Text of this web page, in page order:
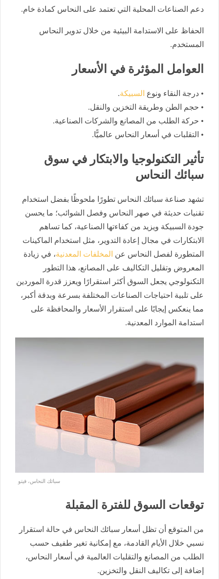
دعم الصناعات المحلية التي تعتمد على النحاس كمادة خام.
الحفاظ على الاستدامة البيئية من خلال تدوير النحاس
المستخدم.
العوامل المؤثرة في الأسعار
• درجة النقاء ونوع السبيكة.
• حجم الطن وطريقة التخزين والنقل.
• حركة الطلب من المصانع والشركات الصناعية.
• التقلبات في أسعار النحاس عالميًّا.
تأثير التكنولوجيا والابتكار في سوق
سبائك النحاس
تشهد صناعة سبائك النحاس تطورًا ملحوظًا بفضل استخدام
تقنيات حديثة في صهر النحاس وفصل الشوائب؛ ما يحسن
جودة السبيكة ويزيد من كفاءتها الصناعية، كما تساهم
الابتكارات في مجال إعادة التدوير، مثل استخدام الماكينات
المتطورة لفصل النحاس عن المخلفات المعدنية، في زيادة
المعروض وتقليل التكاليف على المصانع، هذا التطور
التكنولوجي يجعل السوق أكثر استقرارًا ويعزز قدرة الموردين
على تلبية احتياجات الصناعات المختلفة بسرعة وبدقة أكبر،
مما ينعكس إيجابًا على استقرار الأسعار والمحافظة على
استدامة الموارد المعدنية.
سبائك النحاس، فيتو
توقعات السوق للفترة المقبلة
من المتوقع أن تظل أسعار سبائك النحاس في حالة استقرار
نسبي خلال الأيام القادمة، مع إمكانية تغير طفيف حسب
الطلب من المصانع والتقلبات العالمية في أسعار النحاس،
إضافة إلى تكاليف النقل والتخزين.